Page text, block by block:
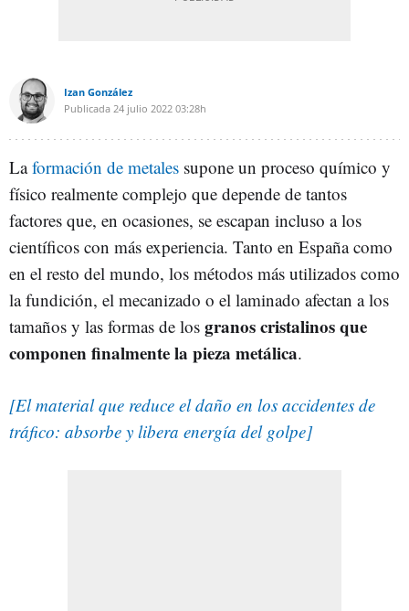
Izan González
Publicada 24 julio 2022 03:28h
Laformación de metales supone un proceso químico y
físico realmente complejo que depende de tantos
factores que, en ocasiones, se escapan incluso a los
científicos con más experiencia. Tanto en España como
en el resto del mundo, los métodos más utilizados como
la fundición, el mecanizado o el laminado afectan a los
tamaños y las formas de los granos cristalinos que
componen finalmente la pieza metálica.
[El material que reduce el daño en los accidentes de
tráfico: absorbe y libera energía del golpe]